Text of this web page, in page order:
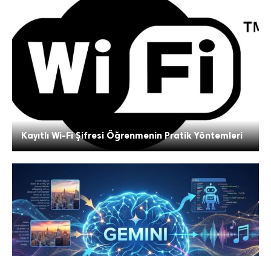
Kayıtlı Wi-Fi Şifresi Öğrenmenin Pratik Yöntemleri